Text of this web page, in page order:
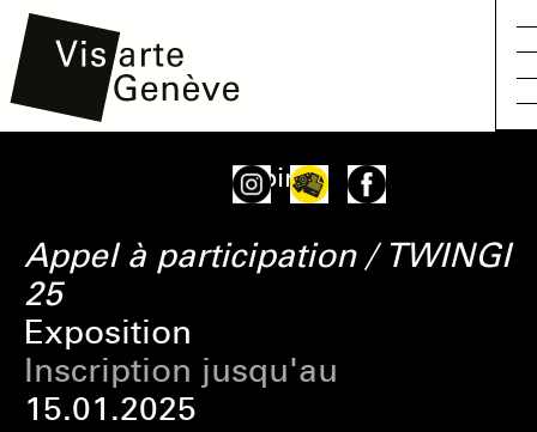
principal
Voir
Appel à participation / TWINGI
25
Exposition
Inscription jusqu'au
15.01.2025